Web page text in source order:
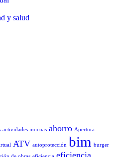
y salud
actividades inocuas ahorro Apertura
ATV autoprotección bim burger